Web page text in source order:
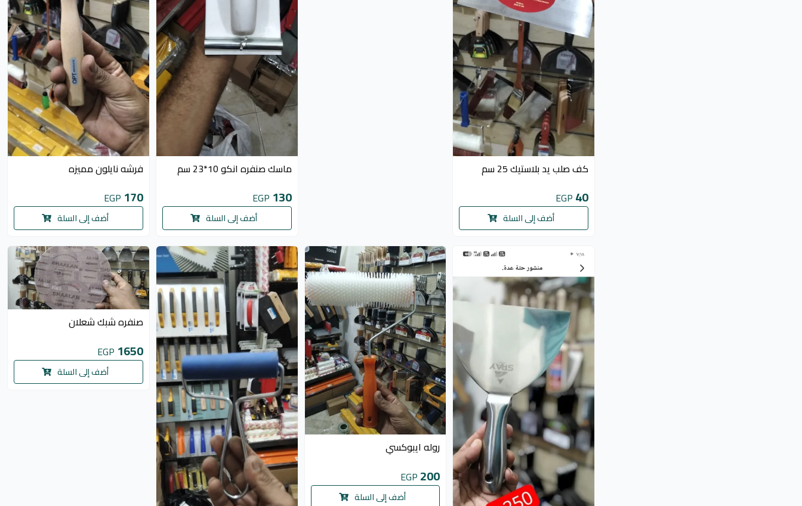
كف صلب يد بلاستيك 25 سم
40
EGP
أضف إلى السلة
ماسك صنفره انكو 10*23 سم
130
EGP
أضف إلى السلة
فرشه نايلون مميزه
170
EGP
أضف إلى السلة
روله ايبوكسي
200
EGP
أضف إلى السلة
صنفره شبك شعلان
1650
EGP
أضف إلى السلة